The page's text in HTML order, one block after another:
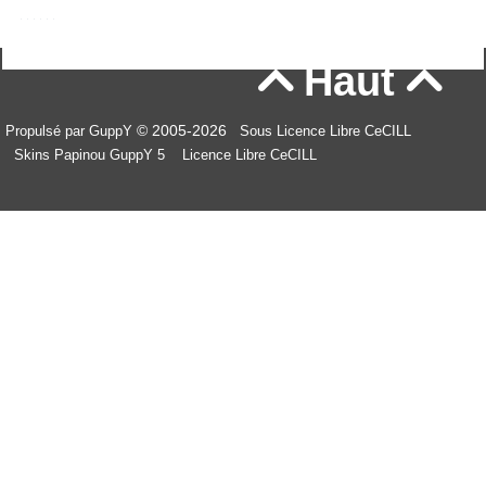
Haut
Propulsé par GuppY © 2005-2026
Sous Licence Libre CeCILL
Skins Papinou GuppY 5
Licence Libre CeCILL